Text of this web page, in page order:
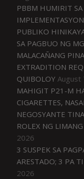
PBBM HUMIRIT
PUBLIKO
SA PAGBUO NG
MALACAÑANG
EXTRADITION
QUIBOLOY August
MAHIGIT P21-M
CIGARETTES,
NEGOSYANTE
ROLEX NG
2026
3 SUSPEK SA
ARESTADO; 3 PA
2026